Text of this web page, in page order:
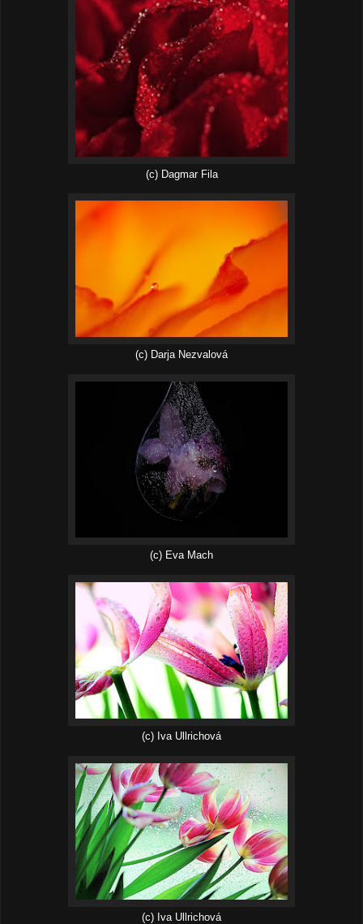
(c) Dagmar Fila
(c) Darja Nezvalová
(c) Eva Mach
(c) Iva Ullrichová
(c) Iva Ullrichová